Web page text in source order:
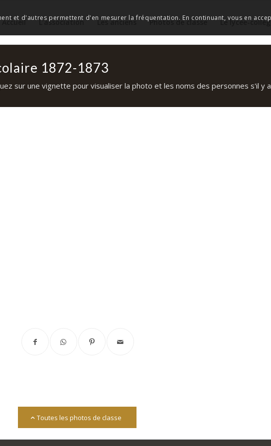
Accueil L’association Les anciens Photos de classe Le lycée-
1872-1873
sur une vignette pour visualiser la photo et les noms des personnes s'il y
Toutes les photos de classe
et d'autres permettent d'en mesurer la fréquentation. En continuant, vous en